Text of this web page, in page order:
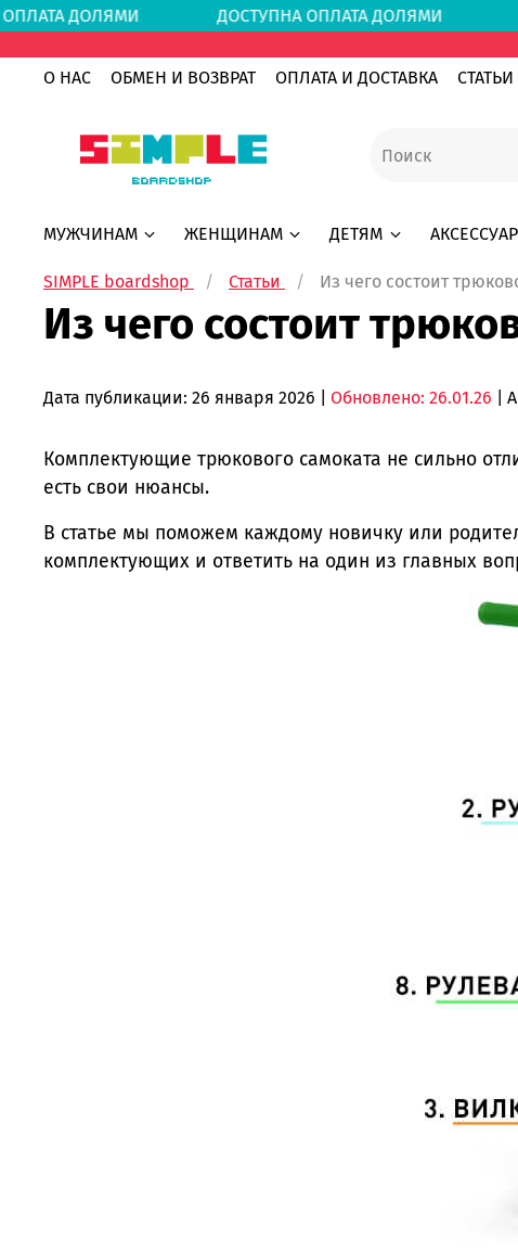
ОПЛАТА ДОЛЯМИ ДОСТУПНА ОПЛАТА ДОЛЯМИ
О НАС
ОБМЕН И ВОЗВРАТ ОПЛАТА И ДОСТАВКА СТАТЬИ
МУЖЧИНАМ ЖЕНЩИНАМ ДЕТЯМ
SIMPLE boardshop Статьи Из чего состоит
Из чего состоит
Дата публикации: 26 января 2026 Обновлено: 26.01.26 |
Комплектующие трюкового самоката не сильно
есть свои нюансы.
В статье мы поможем каждому новичку или
комплектующих и ответить на один из главных